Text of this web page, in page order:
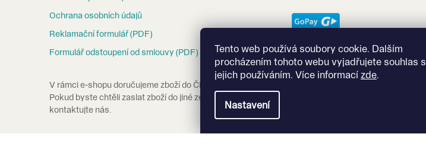
Tento web používá soubory cookie. Dalším
procházením tohoto webu vyjadřujete souhlas s
jejich používáním. Více informací zde.
Nastavení
Ochrana osobních údajů
Reklamační formulář (PDF)
Formulář odstoupení od smlouvy (PDF)
V rámci e-shopu doručujeme zboží do ČR a na Slovensko.
Pokud byste chtěli zaslat zboží do jiné země, prosím
kontaktujte nás.